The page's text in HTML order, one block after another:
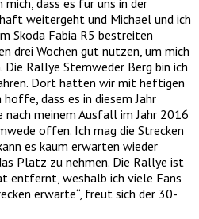
mich, dass es für uns in der
weitergeht und Michael und ich
Skoda Fabia R5 bestreiten
drei Wochen gut nutzen, um mich
Rallye Stemweder Berg bin ich
Dort hatten wir mit heftigen
dass es in diesem Jahr
nach meinem Ausfall im Jahr 2016
offen. Ich mag die Strecken
es kaum erwarten wieder
Platz zu nehmen. Die Rallye ist
entfernt, weshalb ich viele Fans
erwarte“, freut sich der 30-